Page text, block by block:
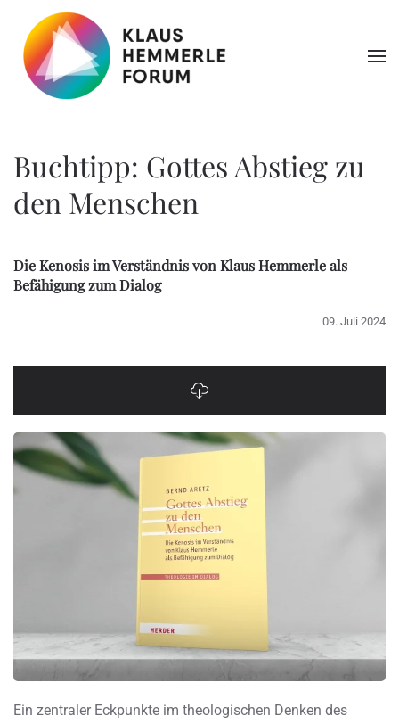
Zum Hauptinhalt springen
Buchtipp: Gottes Abstieg zu
den Menschen
Die Kenosis im Verständnis von Klaus Hemmerle als
Befähigung zum Dialog
09. Juli 2024
Ein zentraler Eckpunkte im theologischen Denken des